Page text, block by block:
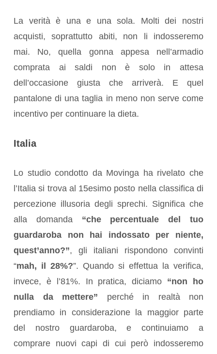
La verità è una e una sola. Molti dei nostri
acquisti, soprattutto abiti, non li indosseremo
mai. No, quella gonna appesa nell’armadio
comprata ai saldi non è solo in attesa
dell’occasione giusta che arriverà. E quel
pantalone di una taglia in meno non serve come
incentivo per continuare la dieta.
Italia
Lo studio condotto da Movinga ha rivelato che
l’Italia si trova al 15esimo posto nella classifica di
percezione illusoria degli sprechi. Significa che
alla domanda “che percentuale del tuo
guardaroba non hai indossato per niente,
quest’anno?”, gli italiani rispondono convinti
“mah, il 28%?”. Quando si effettua la verifica,
invece, è l’81%. In pratica, diciamo “non ho
nulla da mettere” perché in realtà non
prendiamo in considerazione la maggior parte
del nostro guardaroba, e continuiamo a
comprare nuovi capi di cui però indosseremo